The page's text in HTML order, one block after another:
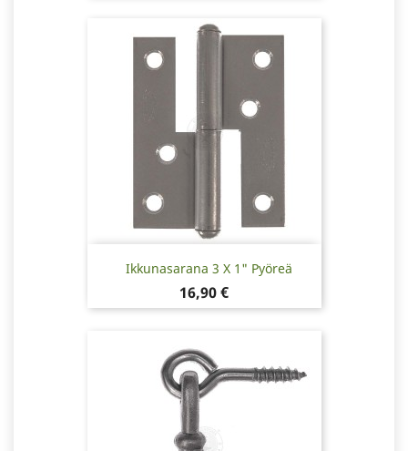
Ikkunasarana 3 X 1" Pyöreä
Hinta
16,90 €